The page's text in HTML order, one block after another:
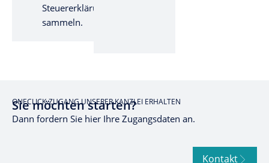
Steuererklärung
sammeln.
ONECLICK-ZUGANG UNSERER KANZLEI ERHALTEN
Sie möchten starten?
Dann fordern Sie hier Ihre Zugangsdaten an.
Kontakt